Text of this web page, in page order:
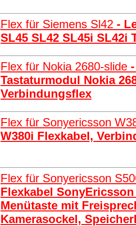
Flex für Siemens Sl42 -
SL45 SL42 SL45i SL42i
Flex für Nokia 2680-slide
Tastaturmodul Nokia
Verbindungsflex
Flex für Sonyericsson
W380i Flexkabel,
Flex für Sonyericsson
Flexkabel
Menütaste mit
Kamerasockel,